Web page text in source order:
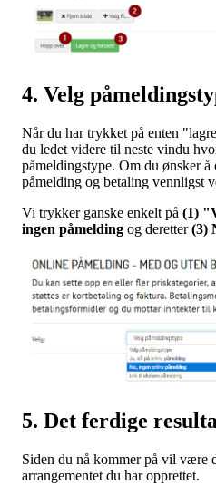
4. Velg
Når du har trykket på enten
du ledet videre til neste vindu
påmeldingstype. Om du ønsker å
påmelding og betaling vennligst
Vi trykker ganske enkelt på (1)
ingen påmelding og deretter(3)
5. Det ferdige
Siden du nå kommer på vil være
arrangementet du har opprettet.